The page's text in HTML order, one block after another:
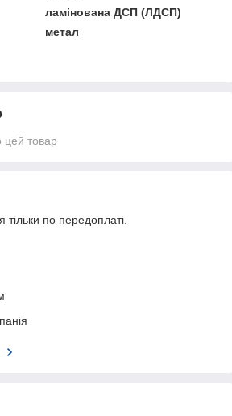
ламінована ДСП (ЛДСП)
метал
цей товар
тільки по передоплаті.